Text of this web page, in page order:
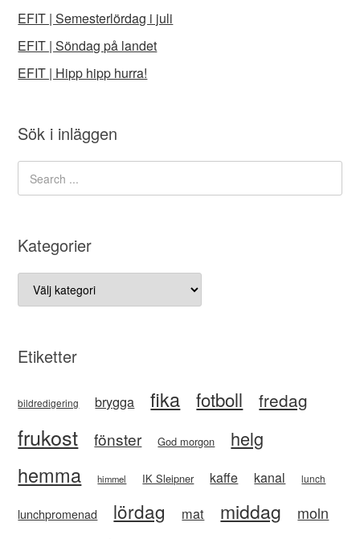
EFIT | Semesterlördag i juli
EFIT | Söndag på landet
EFIT | Hipp hipp hurra!
Sök i inläggen
Kategorier
Kategorier
Etiketter
bildredigering brygga fika fotboll fredag
frukost fönster God morgon helg
hemma himmel IK Sleipner kaffe kanal lunch
lunchpromenad lördag mat middag moln